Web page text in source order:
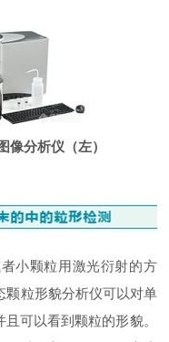
分析仪（左）
小颗粒用激光衍射的方
颗粒形貌分析仪可以对单
可以看到颗粒的形貌。